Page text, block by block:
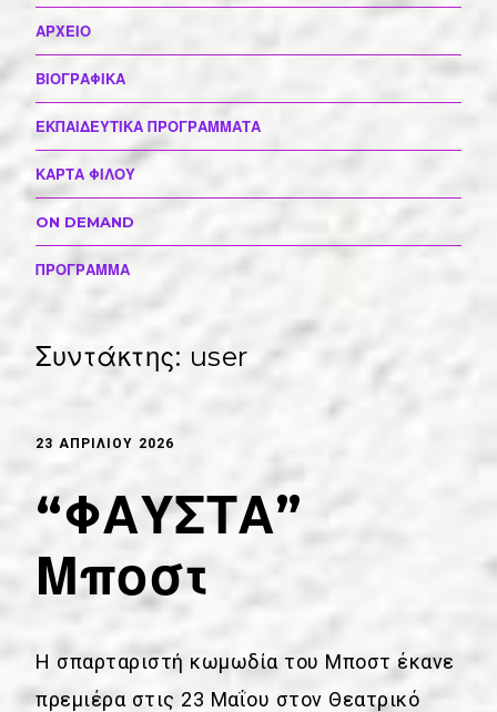
ΑΡΧΕΙΟ
ΒΙΟΓΡΑΦΙΚΑ
ΕΚΠΑΙΔΕΥΤΙΚΑ ΠΡΟΓΡΑΜΜΑΤΑ
ΚΑΡΤΑ ΦΙΛΟΥ
ON DEMAND
ΠΡΟΓΡΑΜΜΑ
Συντάκτης: user
23 ΑΠΡΙΛΊΟΥ 2026
“ΦΑΥΣΤΑ”
Μποστ
Η σπαρταριστή κωμωδία του Μποστ έκανε
πρεμιέρα στις 23 Μαΐου στον Θεατρικό